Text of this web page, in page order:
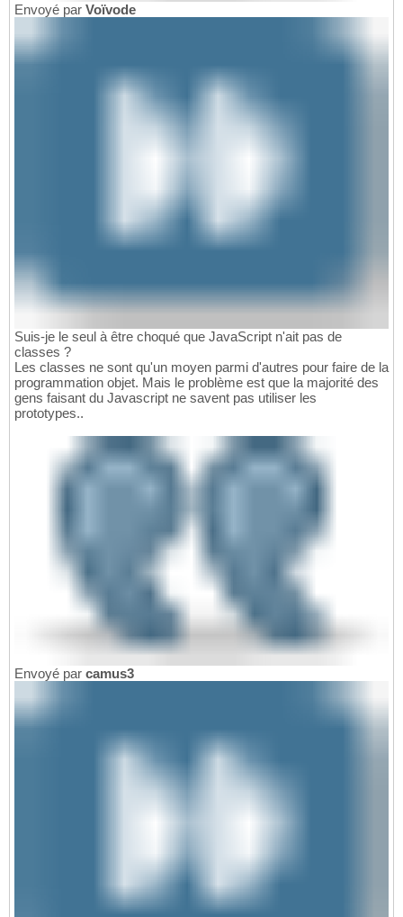
Envoyé par Voïvode
Suis-je le seul à être choqué que JavaScript n'ait pas de
classes ?
Les classes ne sont qu'un moyen parmi d'autres pour faire de la
programmation objet. Mais le problème est que la majorité des
gens faisant du Javascript ne savent pas utiliser les
prototypes..
Envoyé par camus3